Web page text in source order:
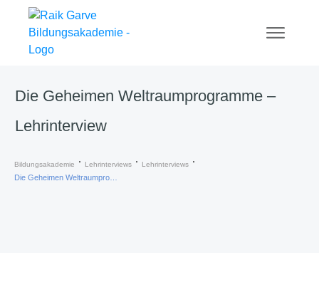
Die Geheimen Weltraumprogramme –
Lehrinterview
Bildungsakademie Lehrinterviews Lehrinterviews